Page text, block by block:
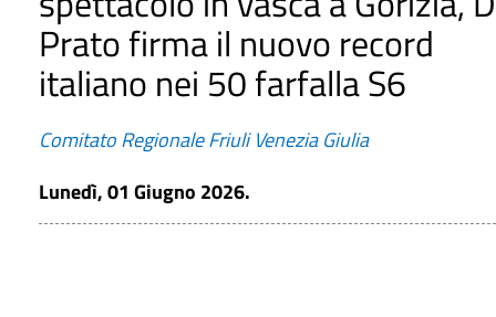
Prato firma il nuovo record
italiano nei 50 farfalla S6
Comitato Regionale Friuli Venezia Giulia
Lunedì, 01 Giugno 2026.